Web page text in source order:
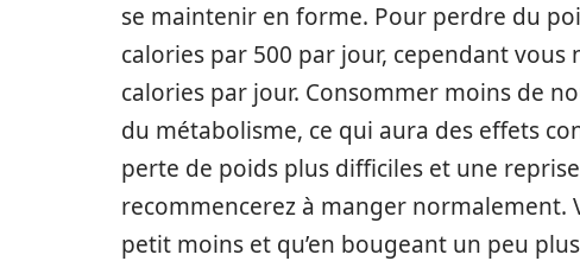
se maintenir en forme. Pour perdre du
calories par 500 par jour, cependant
calories par jour. Consommer moins de
du métabolisme, ce qui aura des effets
perte de poids plus difficiles et une
recommencerez à manger normalement.
petit moins et qu’en bougeant un peu